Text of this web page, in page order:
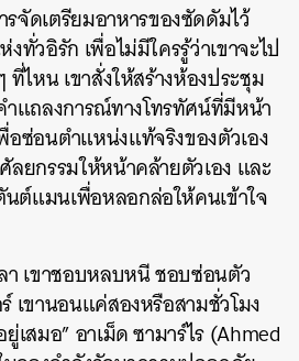
จัดเตรียมอาหารของซัดดัมไว้
ทั่วอิรัก เพื่อไม่มีใครรู้ว่าเขาจะไป
ที่ไหน เขาสั่งให้สร้างห้องประชุม
แถลงการณ์ทางโทรทัศน์ที่มีหน้า
ซ่อนตำแหน่งแท้จริงของตัวเอง
ยกรรมให้หน้าคล้ายตัวเอง และ
ต์แมนเพื่อหลอกล่อให้คนเข้าใจ
า เขาชอบหลบหนี ชอบซ่อนตัว
เขานอนแค่สองหรือสามชั่วโมง
เสมอ” อาเม็ด ซามาร์ไร (Ahmed